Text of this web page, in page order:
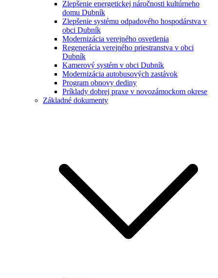
Zlepšenie energetickej náročnosti kultúrneho
domu Dubník
Zlepšenie systému odpadového hospodárstva v
obci Dubník
Modernizácia verejného osvetlenia
Regenerácia verejného priestranstva v obci
Dubník
Kamerový systém v obci Dubník
Modernizácia autobusových zastávok
Program obnovy dediny
Príklady dobrej praxe v novozámockom okrese
Základné dokumenty